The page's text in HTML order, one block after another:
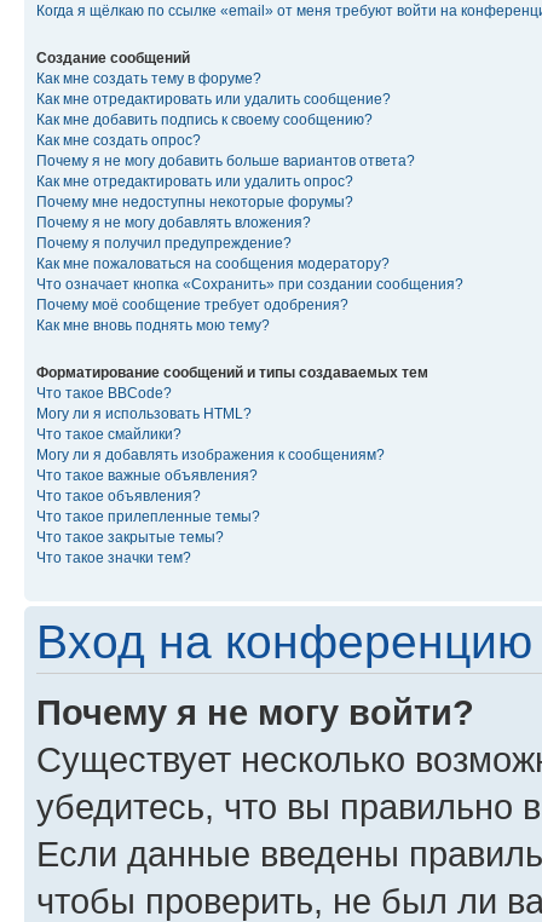
Когда я щёлкаю по ссылке «email» от меня требуют войти на
Создание сообщений
Как мне создать тему в форуме?
Как мне отредактировать или удалить сообщение?
Как мне добавить подпись к своему сообщению?
Как мне создать опрос?
Почему я не могу добавить больше вариантов ответа?
Как мне отредактировать или удалить опрос?
Почему мне недоступны некоторые форумы?
Почему я не могу добавлять вложения?
Почему я получил предупреждение?
Как мне пожаловаться на сообщения модератору?
Что означает кнопка «Сохранить» при создании сообщения?
Почему моё сообщение требует одобрения?
Как мне вновь поднять мою тему?
Форматирование сообщений и типы создаваемых тем
Что такое BBCode?
Могу ли я использовать HTML?
Что такое смайлики?
Могу ли я добавлять изображения к сообщениям?
Что такое важные объявления?
Что такое объявления?
Что такое прилепленные темы?
Что такое закрытые темы?
Что такое значки тем?
Вход на конференцию
Почему я не могу войти?
Существует несколько
убедитесь, что вы правильно
Если данные введены
чтобы проверить, не был ли